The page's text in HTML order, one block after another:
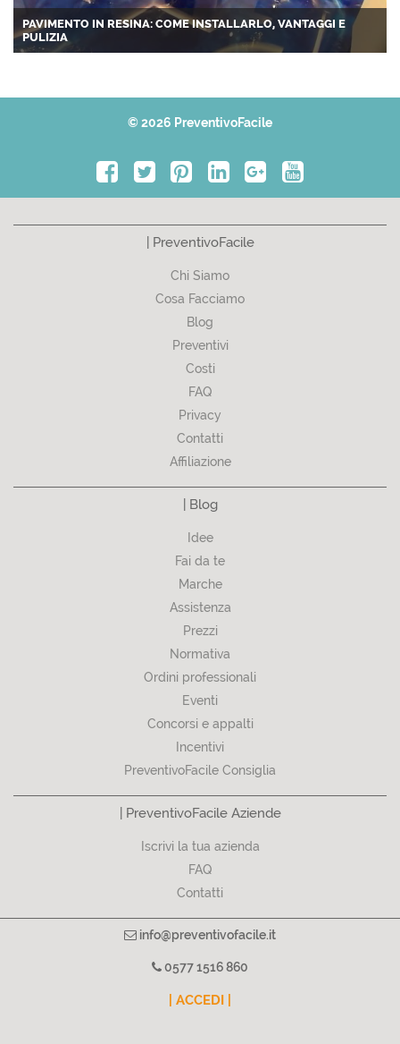
PAVIMENTO IN RESINA: COME INSTALLARLO, VANTAGGI E
PULIZIA
© 2026 PreventivoFacile
| PreventivoFacile
Chi Siamo
Cosa Facciamo
Blog
Preventivi
Costi
FAQ
Privacy
Contatti
Affiliazione
| Blog
Idee
Fai da te
Marche
Assistenza
Prezzi
Normativa
Ordini professionali
Eventi
Concorsi e appalti
Incentivi
PreventivoFacile Consiglia
| PreventivoFacile Aziende
Iscrivi la tua azienda
FAQ
Contatti
info@preventivofacile.it
0577 1516 860
| ACCEDI |